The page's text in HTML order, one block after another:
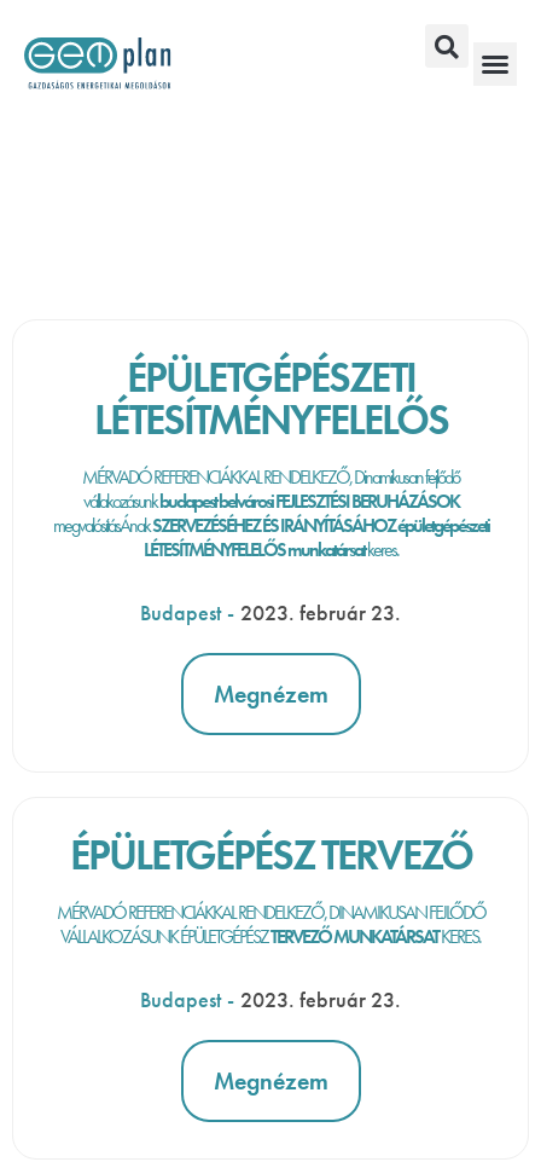
ÉPÜLETGÉPÉSZETI
LÉTESÍTMÉNYFELELŐS
MÉRVADÓ REFERENCIÁKKAL RENDELKEZŐ, Dinamikusan fejlődő
vállakozásunkbudapest belvárosi FEJLESZTÉSI BERUHÁZÁSOK
megvalósításÁnakSZERVEZÉSÉHEZ ÉS IRÁNYÍTÁSÁHOZ épületgépészeti
LÉTESÍTMÉNYFELELŐS munkatársatkeres.
Budapest - 2023. február 23.
Megnézem
ÉPÜLETGÉPÉSZ TERVEZŐ
MÉRVADÓ REFERENCIÁKKAL RENDELKEZŐ, DINAMIKUSAN FEJLŐDŐ
VÁLLALKOZÁSUNK ÉPÜLETGÉPÉSZTERVEZŐ MUNKATÁRSATKERES.
Budapest - 2023. február 23.
Megnézem